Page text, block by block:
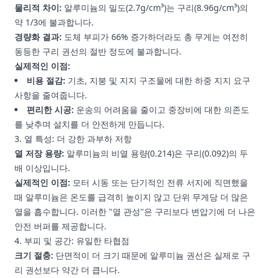
물리적 차이: 알루미늄의 밀도(2.7g/cm³)는 구리(8.96g/cm³)의
약 1/3에 불과합니다.
경량화 결과: 도체 부피가 66% 증가하더라도 총 무게는 여전히
동등한 구리 권선의 절반 정도에 불과합니다.
실제적인 이점:
비용 절감: 기초, 지붕 및 지지 구조물에 대한 하중 지지 요구
사항을 줄여줍니다.
편리한 시공: 운송의 어려움을 줄이고 중장비에 대한 의존도
를 낮추며 설치를 더 안전하게 만듭니다.
3. 열 특성: 더 강한 과부하 저항
열 저장 용량: 알루미늄의 비열 용량(0.214)은 구리(0.092)의 두
배 이상입니다.
실제적인 이점: 모터 시동 또는 단기적인 전류 서지에 직면했을
때 알루미늄은 온도를 급격히 높이지 않고 단위 무게당 더 많은
열을 흡수합니다. 이러한 "열 관성"은 구리보다 변압기에 더 나은
안전 버퍼를 제공합니다.
4. 부피 및 공간: 유일한 타협점
크기 절충: 단면적이 더 크기 때문에 알루미늄 권선은 실제로 구
리 권선보다 약간 더 큽니다.